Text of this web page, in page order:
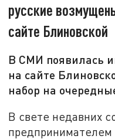
русские
сайте Блиновской
В СМИ появилась
на сайте
набор на
В свете недавних
предпринимателем